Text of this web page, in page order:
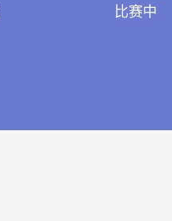
比赛中